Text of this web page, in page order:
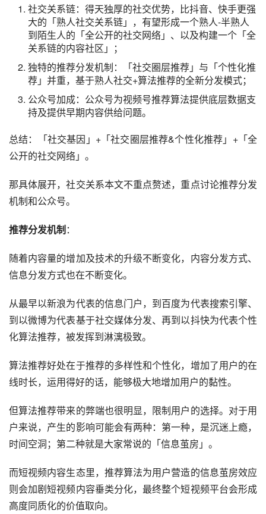
视频号和朋友圈的差异是什么？
1. 微信做视频号存在机会
1）内部机会
社交关系链：得天独厚的社交优势，比抖音、快手更强
大的「熟人社交关系链」，有望形成一个熟人-半熟人
到陌生人的「全公开的社交网络」、以及构建一个「全
独特的推荐分发机制：「社交圈层推荐」与「个性化推
荐」并重，基于熟人社交+算法推荐的全新分发模式；
公众号加成：公众号为视频号推荐算法提供底层数据支
持及提供早期内容供给问题。
总结：「社交基因」+「社交圈层推荐&个性化推荐」+「全
公开的社交网络」。
那具体展开，社交关系本文不重点赘述，重点讨论推荐分发
机制和公众号。
推荐分发机制：
随着内容量的增加及技术的升级不断变化，内容分发方式、
信息分发方式也在不断变化。
从最早以新浪为代表的信息门户，到百度为代表搜索引擎、
到以微博为代表基于社交媒体分发、再到以抖快为代表个性
化算法推荐，被发挥到淋漓极致。
算法推荐好处在于推荐的多样性和个性化，增加了用户的在
线时长，运用得好的话，能够极大地增加用户的黏性。
但算法推荐带来的弊端也很明显，限制用户的选择。对于用
户来说，产生的影响可能会有两种：第一种，是沉迷上瘾，